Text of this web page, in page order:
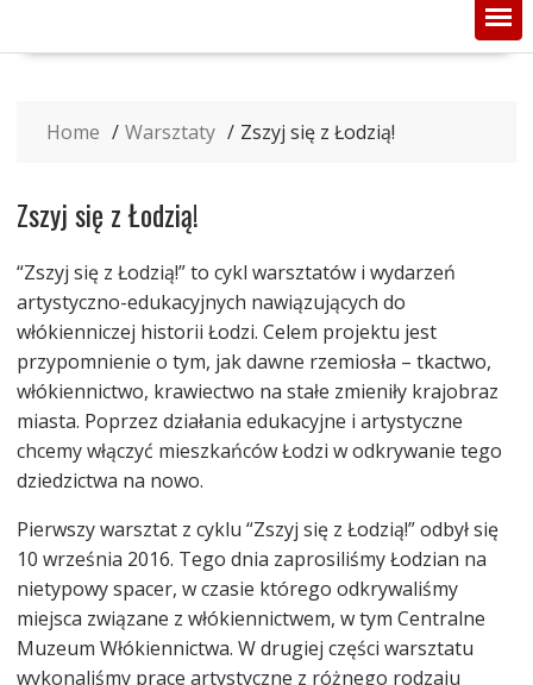
Home Warsztaty Zszyj się z Łodzią!
Zszyj się z Łodzią!
“Zszyj się z Łodzią!” to cykl warsztatów i wydarzeń
artystyczno-edukacyjnych nawiązujących do
włókienniczej historii Łodzi. Celem projektu jest
przypomnienie o tym, jak dawne rzemiosła – tkactwo,
włókiennictwo, krawiectwo na stałe zmieniły krajobraz
miasta. Poprzez działania edukacyjne i artystyczne
chcemy włączyć mieszkańców Łodzi w odkrywanie tego
dziedzictwa na nowo.
Pierwszy warsztat z cyklu “Zszyj się z Łodzią!” odbył się
10 września 2016. Tego dnia zaprosiliśmy Łodzian na
nietypowy spacer, w czasie którego odkrywaliśmy
miejsca związane z włókiennictwem, w tym Centralne
Muzeum Włókiennictwa. W drugiej części warsztatu
wykonaliśmy prace artystyczne z różnego rodzaju